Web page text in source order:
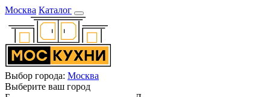
Москва Каталог
Выбор города: Москва
Выберите ваш город